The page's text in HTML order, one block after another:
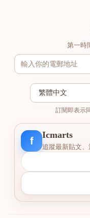
第一時
訂閱即表示
f
Icmarts
追蹤最新貼文、